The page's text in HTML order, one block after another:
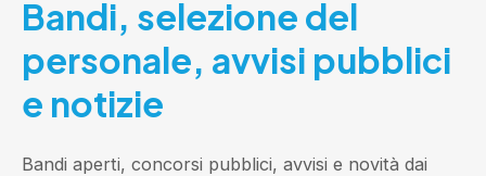
Bandi, selezione del
personale, avvisi pubblici
e notizie
Bandi aperti, concorsi pubblici, avvisi e novità dai